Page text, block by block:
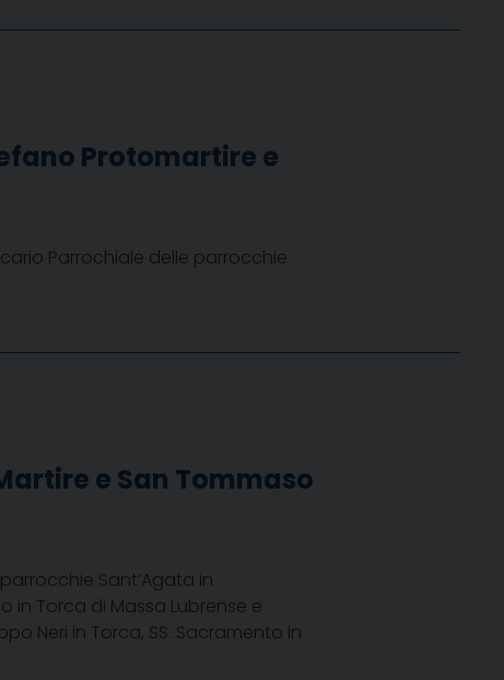
Protomartire e
Parrochiale delle parrocchie
e San Tommaso
Sant’Agata in
in Torca di Massa Lubrense e
Neri in Torca, SS. Sacramento in